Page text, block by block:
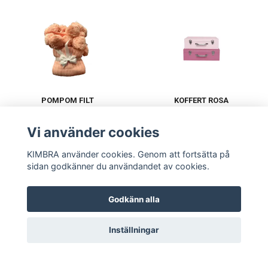
POMPOM FILT
540 kr
KOFFERT ROSA
Vi använder cookies
KIMBRA använder cookies. Genom att fortsätta på
sidan godkänner du användandet av cookies.
Godkänn alla
Inställningar